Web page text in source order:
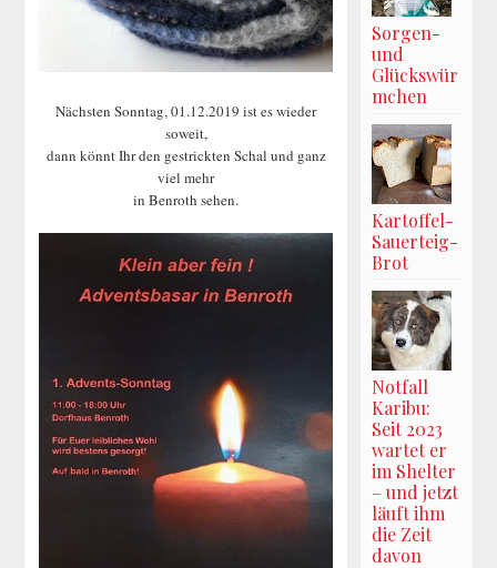
Nächsten Sonntag, 01.12.2019 ist es wieder
soweit,
dann könnt Ihr den gestrickten Schal und ganz
viel mehr
in Benroth sehen.
Sorgen-
und
Glückswür
mchen
Kartoffel-
Sauerteig-
Brot
Notfall
Karibu:
Seit 2023
wartet er
im Shelter
– und jetzt
läuft ihm
die Zeit
davon